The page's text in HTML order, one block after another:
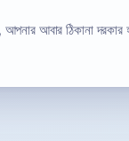
আপনার আবার ঠিকানা